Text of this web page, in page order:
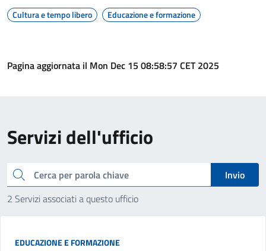
Cultura e tempo libero Educazione e formazione
Pagina aggiornata il Mon Dec 15 08:58:57 CET 2025
Servizi dell'ufficio
cerca
Invio
2 Servizi associati a questo ufficio
EDUCAZIONE E FORMAZIONE